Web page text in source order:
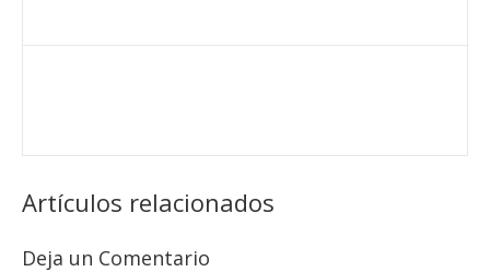
Artículos relacionados
Deja un Comentario